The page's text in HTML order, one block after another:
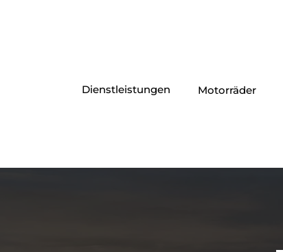
Dienstleistungen Motorräder